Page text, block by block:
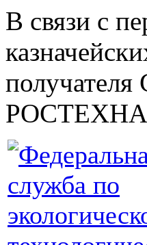
В связи с